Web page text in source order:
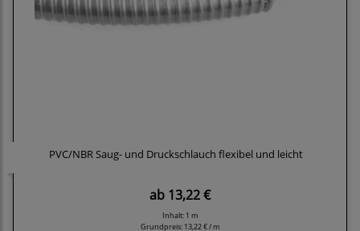
PVC/NBR Saug- und Druckschlauch flexibel und leicht
ab 13,22 €
Inhalt: 1 m
Grundpreis: 13,22 € / m